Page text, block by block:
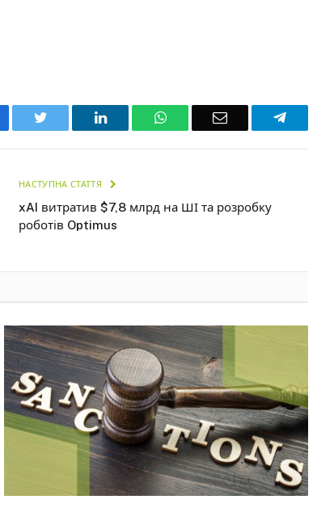
Twitter LinkedIn WhatsAppEmail Telegram
НАСТУПНА СТАТТЯ
xAI витратив $7,8 млрд на ШІ та розробку
роботів Optimus